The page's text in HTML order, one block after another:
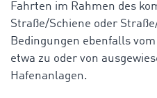
Fahrten im Rahmen des
Straße/Schiene oder
Bedingungen ebenfalls
etwa zu oder von
Hafenanlagen.